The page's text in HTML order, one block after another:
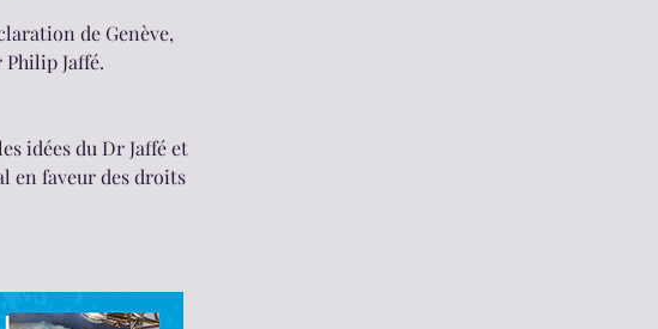
de Genève,
Jaffé.
idées du Dr Jaffé et
en faveur des droits